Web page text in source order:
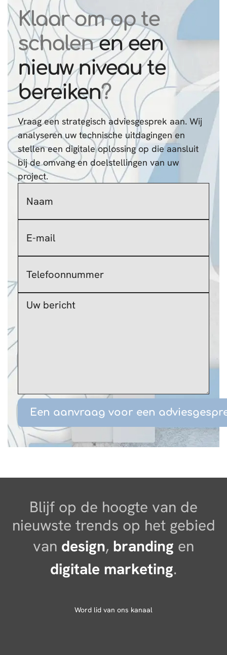
Klaar om op te
schalenen een
nieuw niveau te
bereiken?
Vraag een strategisch adviesgesprek aan. Wij
analyseren uw technische uitdagingen en
stellen een digitale oplossing op die aansluit
bij de omvang en doelstellingen van uw
project.
Blijf op de hoogte van de
nieuwste trends op het gebied
van design, branding en
digitale marketing.
Word lid van ons kanaal